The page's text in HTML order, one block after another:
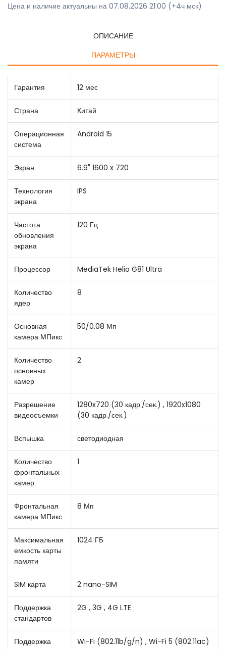
Цена и наличие актуальны на 07.08.2026 21:00 (+4ч мск)
ОПИСАНИЕ
ПАРАМЕТРЫ
Гарантия 12 мес
Страна Китай
Операционная
система
Android 15
Экран 6.9" 1600 x 720
Технология
экрана
IPS
Частота
обновления
экрана
120 Гц
Процессор MediaTek Helio G81 Ultra
Количество
ядер
8
Основная
камера МПикс
50/0.08 Мп
Количество
основных
камер
2
Разрешение
видеосъемки
1280x720 (30 кадр./сек.) , 1920x1080
(30 кадр./сек.)
Вспышка светодиодная
Количество
фронтальных
камер
1
Фронтальная
камера МПикс
8 Мп
Максимальная
емкость карты
памяти
1024 ГБ
SIM карта 2 nano-SIM
Поддержка
стандартов
2G , 3G , 4G LTE
Поддержка
Wi-Fi (802.11b/g/n) , Wi-Fi 5 (802.11ac)